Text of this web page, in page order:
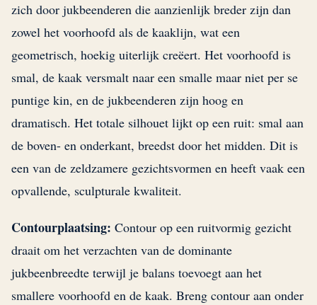
zich door jukbeenderen die aanzienlijk breder zijn dan
zowel het voorhoofd als de kaaklijn, wat een
geometrisch, hoekig uiterlijk creëert. Het voorhoofd is
smal, de kaak versmalt naar een smalle maar niet per se
puntige kin, en de jukbeenderen zijn hoog en
dramatisch. Het totale silhouet lijkt op een ruit: smal aan
de boven- en onderkant, breedst door het midden. Dit is
een van de zeldzamere gezichtsvormen en heeft vaak een
opvallende, sculpturale kwaliteit.
Contourplaatsing: Contour op een ruitvormig gezicht
draait om het verzachten van de dominante
jukbeenbreedte terwijl je balans toevoegt aan het
smallere voorhoofd en de kaak. Breng contour aan onder